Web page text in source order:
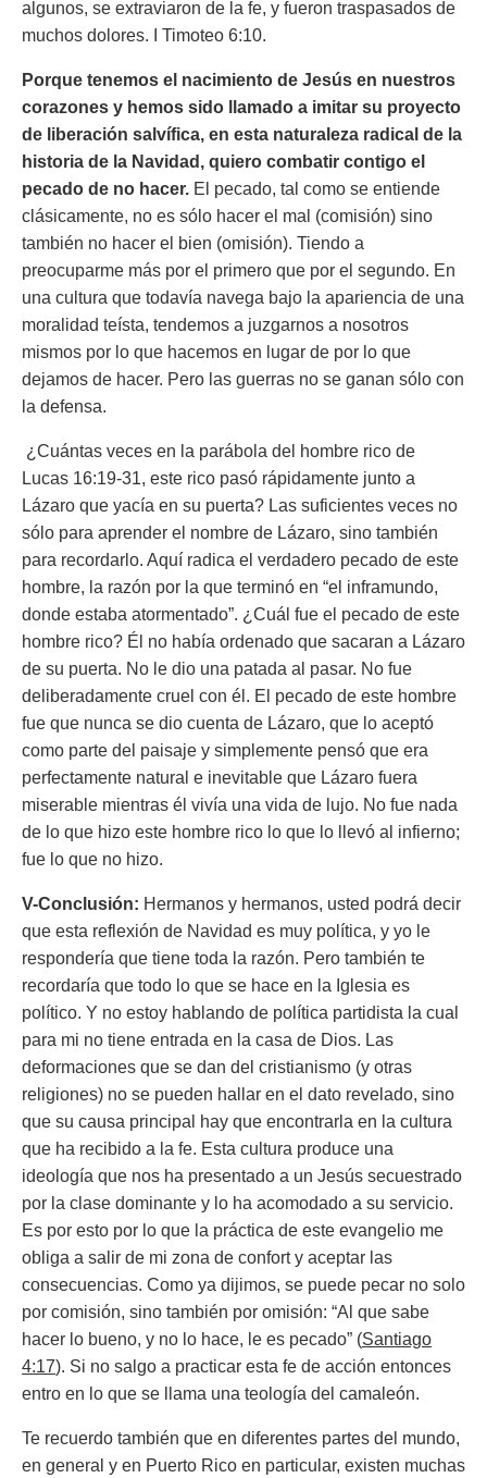
algunos, se extraviaron de la fe, y fueron traspasados de
muchos dolores. I Timoteo 6:10.
Porque tenemos el nacimiento de Jesús en nuestros
corazones y hemos sido llamado a imitar su proyecto
de liberación salvífica, en esta naturaleza radical de la
historia de la Navidad, quiero combatir contigo el
pecado de no hacer. El pecado, tal como se entiende
clásicamente, no es sólo hacer el mal (comisión) sino
también no hacer el bien (omisión). Tiendo a
preocuparme más por el primero que por el segundo. En
una cultura que todavía navega bajo la apariencia de una
moralidad teísta, tendemos a juzgarnos a nosotros
mismos por lo que hacemos en lugar de por lo que
dejamos de hacer. Pero las guerras no se ganan sólo con
la defensa.
​ ¿Cuántas veces en la parábola del hombre rico de
Lucas 16:19-31, este rico pasó rápidamente junto a
Lázaro que yacía en su puerta? Las suficientes veces no
sólo para aprender el nombre de Lázaro, sino también
para recordarlo. Aquí radica el verdadero pecado de este
hombre, la razón por la que terminó en “el inframundo,
donde estaba atormentado”. ¿Cuál fue el pecado de este
hombre rico? Él no había ordenado que sacaran a Lázaro
de su puerta. No le dio una patada al pasar. No fue
deliberadamente cruel con él. El pecado de este hombre
fue que nunca se dio cuenta de Lázaro, que lo aceptó
como parte del paisaje y simplemente pensó que era
perfectamente natural e inevitable que Lázaro fuera
miserable mientras él vivía una vida de lujo. No fue nada
de lo que hizo este hombre rico lo que lo llevó al infierno;
fue lo que no hizo.
V-Conclusión: Hermanos y hermanos, usted podrá decir
que esta reflexión de Navidad es muy política, y yo le
respondería que tiene toda la razón. Pero también te
recordaría que todo lo que se hace en la Iglesia es
político. Y no estoy hablando de política partidista la cual
para mi no tiene entrada en la casa de Dios. Las
deformaciones que se dan del cristianismo (y otras
religiones) no se pueden hallar en el dato revelado, sino
que su causa principal hay que encontrarla en la cultura
que ha recibido a la fe. Esta cultura produce una
ideología que nos ha presentado a un Jesús secuestrado
por la clase dominante y lo ha acomodado a su servicio.
Es por esto por lo que la práctica de este evangelio me
obliga a salir de mi zona de confort y aceptar las
consecuencias. Como ya dijimos, se puede pecar no solo
por comisión, sino también por omisión: “Al que sabe
hacer lo bueno, y no lo hace, le es pecado” (Santiago
4:17). Si no salgo a practicar esta fe de acción entonces
entro en lo que se llama una teología del camaleón.
Te recuerdo también que en diferentes partes del mundo,
en general y en Puerto Rico en particular, existen muchas